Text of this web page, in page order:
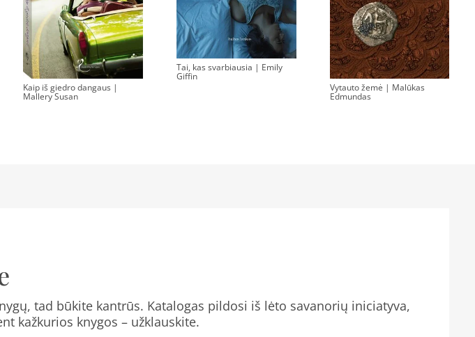
Kaip iš giedro dangaus |
Mallery Susan
Tai, kas svarbiausia | Emily
Giffin
Vytauto žemė | Malūkas
Edmundas
tad būkite kantrūs. Katalogas pildosi iš lėto savanorių iniciatyva,
kažkurios knygos – užklauskite.